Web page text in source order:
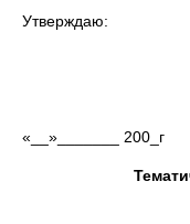
Утверждаю:
«__»_______ 200_г